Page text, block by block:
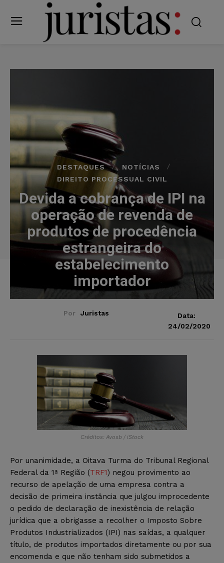
DESTAQUES
NOTÍCIAS
DIREITO PROCESSUAL CIVIL
Devida a cobrança de IPI na
operação de revenda de
produtos de procedência
estrangeira do
estabelecimento
importador
Por Juristas
Data:
24/02/2020
Créditos: Avosb / iStock
Por unanimidade, a Oitava Turma do Tribunal Regional
Federal da 1ª Região (TRF1) negou provimento ao
recurso de apelação de uma empresa contra a
decisão de primeira instância que julgou improcedente
o pedido de declaração de inexistência de relação
jurídica que a obrigasse a recolher o Imposto Sobre
Produtos Industrializados (IPI) nas saídas, a qualquer
título, de produtos importados diretamente ou por sua
encomenda e que não tenham sido submetidos a